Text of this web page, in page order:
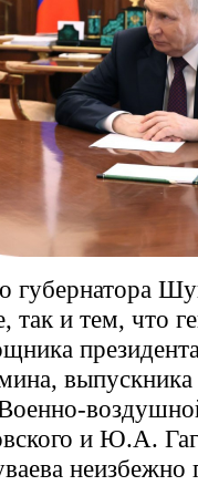
губернатора
так и тем, что
и Ю.А.
неизбежно